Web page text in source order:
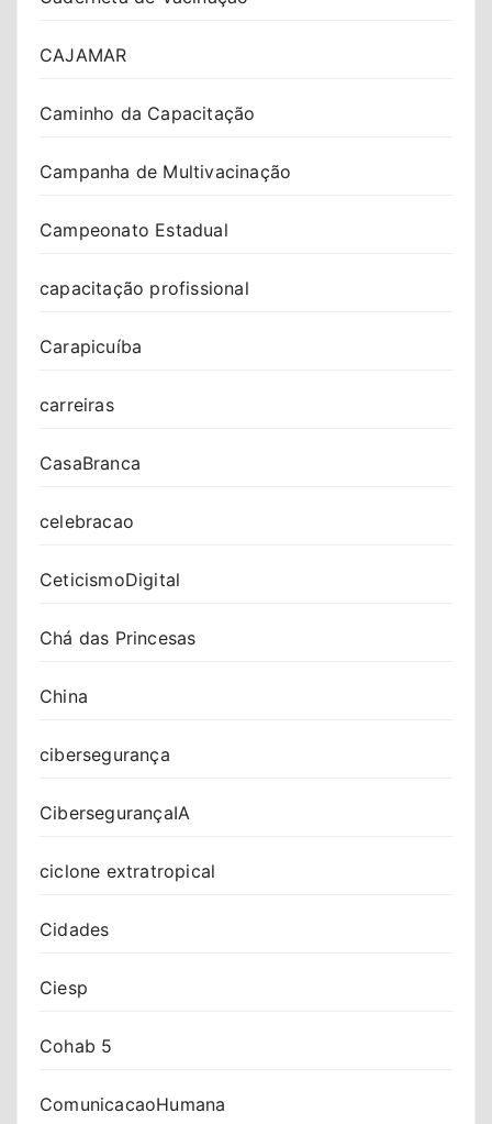
CAJAMAR
Caminho da Capacitação
Campanha de Multivacinação
Campeonato Estadual
capacitação profissional
Carapicuíba
carreiras
CasaBranca
celebracao
CeticismoDigital
Chá das Princesas
China
cibersegurança
CibersegurançaIA
ciclone extratropical
Cidades
Ciesp
Cohab 5
ComunicacaoHumana